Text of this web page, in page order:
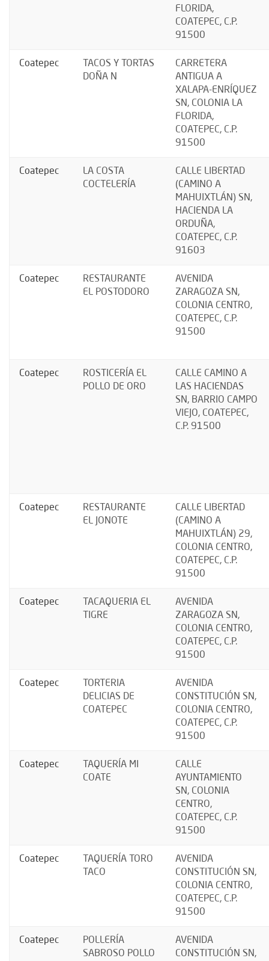
FLORIDA,
COATEPEC, C.P.
91500
Coatepec
TACOS Y TORTAS
DOÑA N
CARRETERA
ANTIGUA A
XALAPA-ENRÍQUEZ
SN, COLONIA LA
FLORIDA,
COATEPEC, C.P.
91500
Coatepec
LA COSTA
COCTELERÍA
CALLE LIBERTAD
(CAMINO A
MAHUIXTLÁN) SN,
HACIENDA LA
ORDUÑA,
COATEPEC, C.P.
91603
Coatepec
RESTAURANTE
EL POSTODORO
AVENIDA
ZARAGOZA SN,
COLONIA CENTRO,
COATEPEC, C.P.
91500
Coatepec
ROSTICERÍA EL
POLLO DE ORO
CALLE CAMINO A
LAS HACIENDAS
SN, BARRIO CAMPO
VIEJO, COATEPEC,
C.P. 91500
Coatepec
RESTAURANTE
EL JONOTE
CALLE LIBERTAD
(CAMINO A
MAHUIXTLÁN) 29,
COLONIA CENTRO,
COATEPEC, C.P.
91500
Coatepec
TACAQUERIA EL
TIGRE
AVENIDA
ZARAGOZA SN,
COLONIA CENTRO,
COATEPEC, C.P.
91500
Coatepec
TORTERIA
DELICIAS DE
COATEPEC
AVENIDA
CONSTITUCIÓN SN,
COLONIA CENTRO,
COATEPEC, C.P.
91500
Coatepec
TAQUERÍA MI
COATE
CALLE
AYUNTAMIENTO
SN, COLONIA
CENTRO,
COATEPEC, C.P.
91500
Coatepec
TAQUERÍA TORO
TACO
AVENIDA
CONSTITUCIÓN SN,
COLONIA CENTRO,
COATEPEC, C.P.
91500
Coatepec
POLLERÍA
SABROSO POLLO
AVENIDA
CONSTITUCIÓN SN,